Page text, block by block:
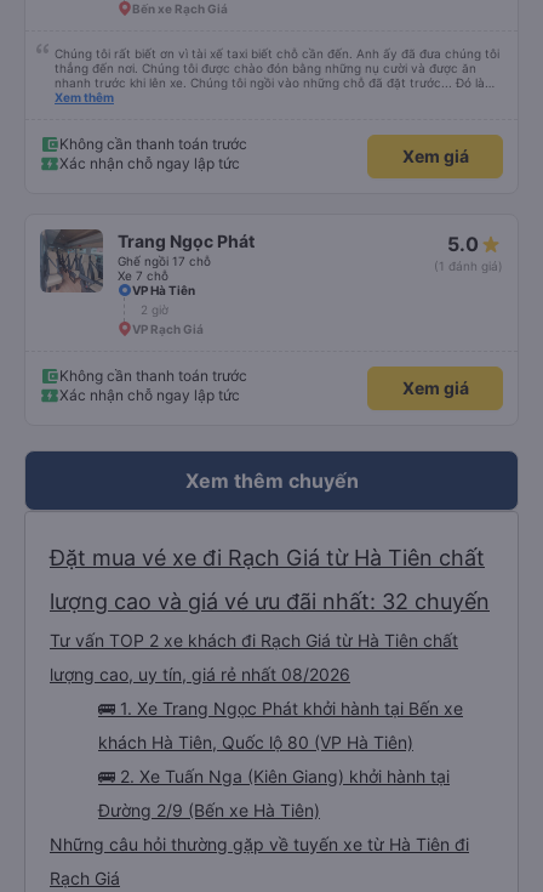
Bến xe Rạch Giá
Chúng tôi rất biết ơn vì tài xế taxi biết chỗ cần đến. Anh ấy đã đưa chúng tôi
thẳng đến nơi. Chúng tôi được chào đón bằng những nụ cười và được ăn
nhanh trước khi lên xe. Chúng tôi ngồi vào những chỗ đã đặt trước... Đó là
bốn chỗ ngồi ở phía sau cùng của xe... Các con tôi gọi đó là &quot;xe xóc
ngôi nhà ven kênh.
Xem thêm
Không cần thanh toán trước
Xác nhận chỗ ngay lập tức
Xem giá
Trang Ngọc Phát
Ghế ngồi 17 chỗ
Xe 7 chỗ
5.0
(1 đánh giá)
VP Hà Tiên
2 giờ
VP Rạch Giá
Không cần thanh toán trước
Xác nhận chỗ ngay lập tức
Xem giá
Xem thêm chuyến
Đặt mua vé xe đi Rạch Giá từ Hà Tiên chất
lượng cao và giá vé ưu đãi nhất: 32 chuyến
Tư vấn TOP 2 xe khách đi Rạch Giá từ Hà Tiên chất
lượng cao, uy tín, giá rẻ nhất 08/2026
🚌 1. Xe Trang Ngọc Phát khởi hành tại Bến xe
khách Hà Tiên, Quốc lộ 80 (VP Hà Tiên)
🚌 2. Xe Tuấn Nga (Kiên Giang) khởi hành tại
Đường 2/9 (Bến xe Hà Tiên)
Những câu hỏi thường gặp về tuyến xe từ Hà Tiên đi
Rạch Giá